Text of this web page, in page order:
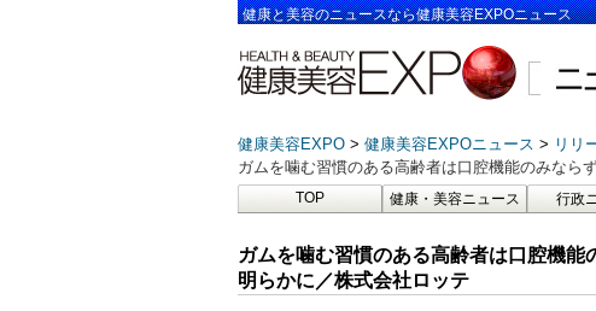
健康と美容のニュースなら健康美容EXPOニュース
健康美容EXPO 健康美容EXPOニュース リリ
ガムを噛む習慣のある高齢者は口腔機能のみなら
TOP 健康・美容ニュース 行政
ガムを噛む習慣のある高齢者は口腔機
明らかに／株式会社ロッテ